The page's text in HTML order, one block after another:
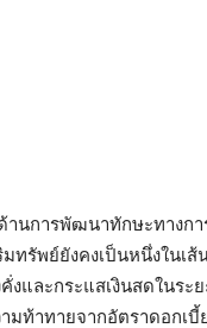
านการพัฒนาทักษะทางกา
ทรัพย์ยังคงเป็นหนึ่งในเ
งและกระแสเงินสดในระ
มท้าทายจากอัตราดอกเบี้